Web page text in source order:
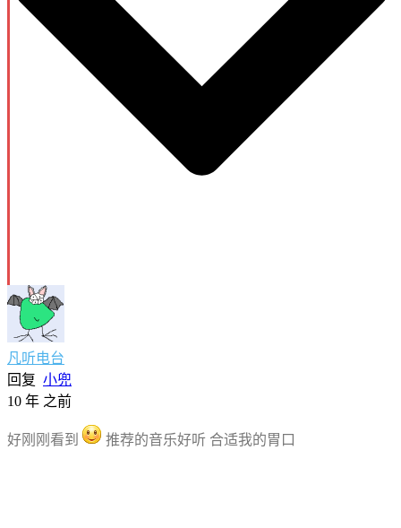
凡听电台
回复 小兜
10 年 之前
好刚刚看到 推荐的音乐好听 合适我的胃口